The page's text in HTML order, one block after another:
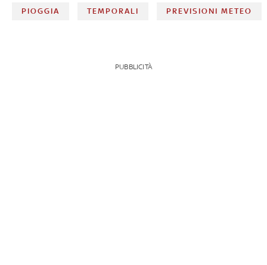
PIOGGIA TEMPORALI PREVISIONI METEO
PUBBLICITÀ